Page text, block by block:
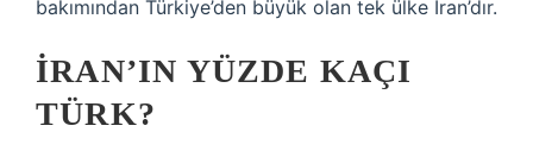
bakımından Türkiye’den büyük olan tek ülke İran’dır.
İRAN’IN YÜZDE KAÇI
TÜRK?